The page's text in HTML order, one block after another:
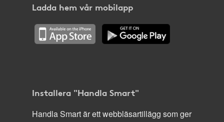
Ladda hem vår mobilapp
Installera "Handla Smart"
Handla Smart är ett webbläsartillägg som ger